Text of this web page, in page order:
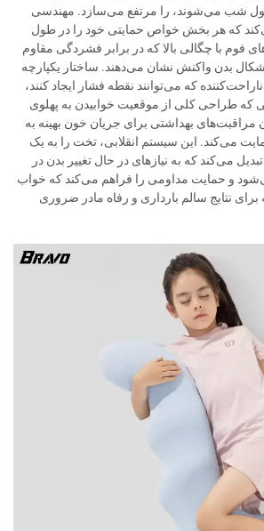
شب می‌شوند، را مرتفع می‌سازد. مهندسی
که هر بخش خواص حمایتی خود را در طول
فوم با چگالی بالا که در برابر فشردگی مقاوم
بدن واکنش نشان می‌دهند. ساختار یکپارچه
ناراحت‌کننده که می‌توانند نقطه فشار ایجاد کنند،
که طراحی کلی از موقعیت خوابیدن به پهلوی
بهداشتی برای جریان خون بهینه به
می‌کند. این سیستم انقلابی، تخت را به یک
می‌کند که به نیازهای در حال تغییر بدن در
و حمایت مداومی را فراهم می‌کند که خواب
برای نتایج سالم بارداری و رفاه مادر ضروری